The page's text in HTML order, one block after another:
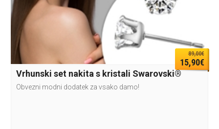
89,00€
15,90€
Vrhunski set nakita s kristali Swarovski®
Obvezni modni dodatek za vsako damo!